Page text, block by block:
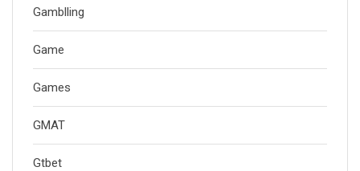
Gamblling
Game
Games
GMAT
Gtbet